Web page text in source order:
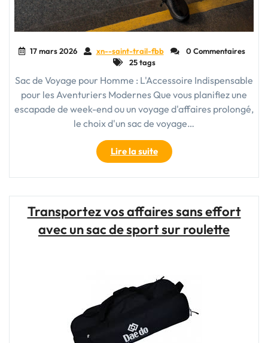
17 mars 2026 xn--saint-trail-fbb
0 Commentaires
25 tags
Sac de Voyage pour Homme : L'Accessoire Indispensable
pour les Aventuriers Modernes Que vous planifiez une
escapade de week-end ou un voyage d'affaires prolongé,
le choix d'un sac de voyage…
Lire la suite"Le
Sac
de
:
L’Accessoire
Aventuriers
Modernes"
Transportez vos affaires sans effort
avec un sac de sport sur roulette